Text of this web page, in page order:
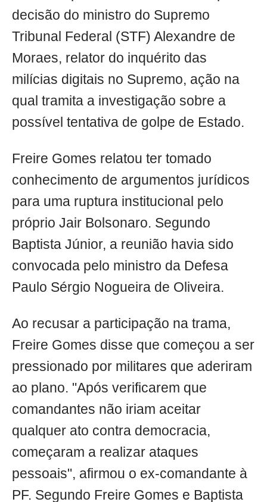
decisão do ministro do Supremo
Tribunal Federal (STF) Alexandre de
Moraes, relator do inquérito das
milícias digitais no Supremo, ação na
qual tramita a investigação sobre a
possível tentativa de golpe de Estado.
Freire Gomes relatou ter tomado
conhecimento de argumentos jurídicos
para uma ruptura institucional pelo
próprio Jair Bolsonaro. Segundo
Baptista Júnior, a reunião havia sido
convocada pelo ministro da Defesa
Paulo Sérgio Nogueira de Oliveira.
Ao recusar a participação na trama,
Freire Gomes disse que começou a ser
pressionado por militares que aderiram
ao plano. "Após verificarem que
comandantes não iriam aceitar
qualquer ato contra democracia,
começaram a realizar ataques
pessoais", afirmou o ex-comandante à
PF. Segundo Freire Gomes e Baptista